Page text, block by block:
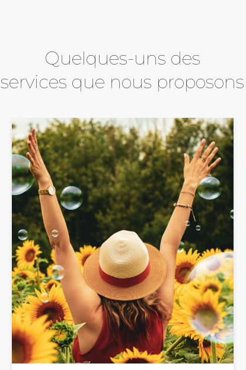
Quelques-uns des
services que nous proposons